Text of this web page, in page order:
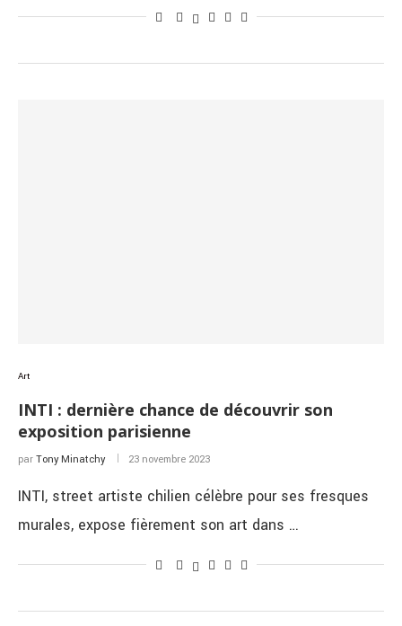
Art
INTI : dernière chance de découvrir son
exposition parisienne
par Tony Minatchy 23 novembre 2023
INTI, street artiste chilien célèbre pour ses fresques
murales, expose fièrement son art dans …